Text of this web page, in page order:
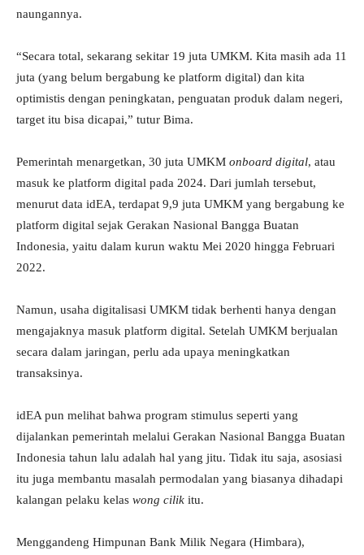
naungannya.
“Secara total, sekarang sekitar 19 juta UMKM. Kita masih ada 11
juta (yang belum bergabung ke platform digital) dan kita
optimistis dengan peningkatan, penguatan produk dalam negeri,
target itu bisa dicapai,” tutur Bima.
Pemerintah menargetkan, 30 juta UMKM onboard digital, atau
masuk ke platform digital pada 2024. Dari jumlah tersebut,
menurut data idEA, terdapat 9,9 juta UMKM yang bergabung ke
platform digital sejak Gerakan Nasional Bangga Buatan
Indonesia, yaitu dalam kurun waktu Mei 2020 hingga Februari
2022.
Namun, usaha digitalisasi UMKM tidak berhenti hanya dengan
mengajaknya masuk platform digital. Setelah UMKM berjualan
secara dalam jaringan, perlu ada upaya meningkatkan
transaksinya.
idEA pun melihat bahwa program stimulus seperti yang
dijalankan pemerintah melalui Gerakan Nasional Bangga Buatan
Indonesia tahun lalu adalah hal yang jitu. Tidak itu saja, asosiasi
itu juga membantu masalah permodalan yang biasanya dihadapi
kalangan pelaku kelas wong cilik itu.
Menggandeng Himpunan Bank Milik Negara (Himbara),